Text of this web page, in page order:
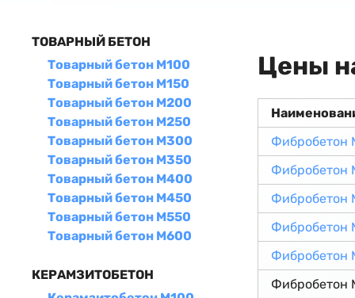
ТОВАРНЫЙ БЕТОН
Товарный бетон М100
Товарный бетон М150
Товарный бетон М200
Товарный бетон М250
Товарный бетон М300
Товарный бетон М350
Товарный бетон М400
Товарный бетон М450
Товарный бетон М550
Товарный бетон М600
КЕРАМЗИТОБЕТОН
Цены
Фибробетон
Фибробетон
Фибробетон
Фибробетон
Фибробетон
Фибробетон